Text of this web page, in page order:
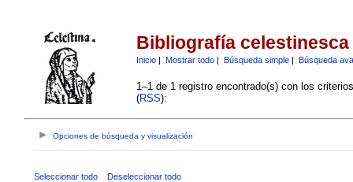
Bibliografía celestinesca
Inicio| Mostrar todo| Búsqueda simple| Búsqueda
1–1 de 1 registro encontrado(s) con los
(RSS):
Opciones de búsqueda y visualización
Seleccionar todo Deseleccionar todo